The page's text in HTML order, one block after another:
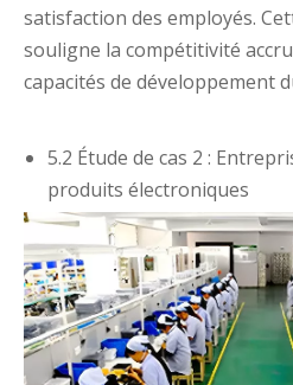
satisfaction des employés.
souligne la compétitivité
capacités de développement
5.2 Étude de cas 2 :
produits électroniques